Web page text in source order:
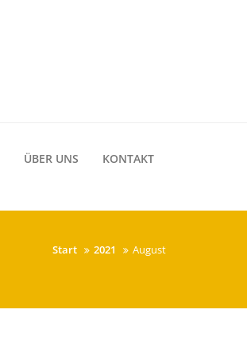
ÜBER UNS KONTAKT
Start 2021 August